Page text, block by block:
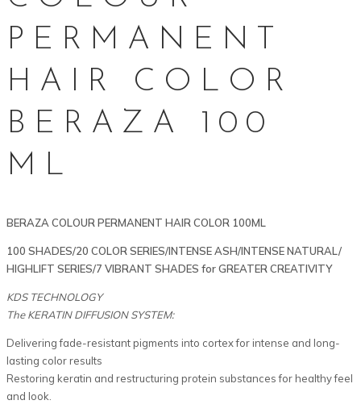
PERMANENT
HAIR COLOR
BERAZA 100
ML
BERAZA COLOUR PERMANENT HAIR COLOR 100ML
100 SHADES/20 COLOR SERIES/INTENSE ASH/INTENSE NATURAL/
HIGHLIFT SERIES/7 VIBRANT SHADES for GREATER CREATIVITY
KDS TECHNOLOGY
The KERATIN DIFFUSION SYSTEM:
Delivering fade-resistant pigments into cortex for intense and long-
lasting color results
Restoring keratin and restructuring protein substances for healthy feel
and look.